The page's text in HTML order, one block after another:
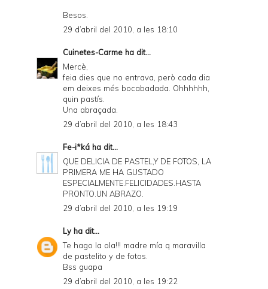
Besos.
29 d’abril del 2010, a les 18:10
Cuinetes-Carme ha dit...
Mercè,
feia dies que no entrava, però cada dia
em deixes més bocabadada. Ohhhhhh,
quin pastís.
Una abraçada.
29 d’abril del 2010, a les 18:43
Fe-i*ká ha dit...
QUE DELICIA DE PASTEL,Y DE FOTOS, LA
PRIMERA ME HA GUSTADO
ESPECIALMENTE.FELICIDADES.HASTA
PRONTO.UN ABRAZO.
29 d’abril del 2010, a les 19:19
Lyha dit...
Te hago la ola!!! madre mía q maravilla
de pastelito y de fotos.
Bss guapa
29 d’abril del 2010, a les 19:22